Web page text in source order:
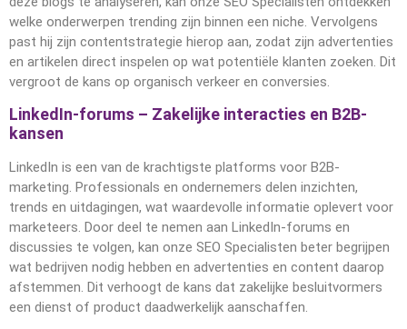
welke onderwerpen trending zijn binnen een niche. Vervolgens
past hij zijn contentstrategie hierop aan, zodat zijn advertenties
en artikelen direct inspelen op wat potentiële klanten zoeken. Dit
vergroot de kans op organisch verkeer en conversies.
LinkedIn-forums – Zakelijke interacties en B2B-
kansen
LinkedIn is een van de krachtigste platforms voor B2B-
marketing. Professionals en ondernemers delen inzichten,
trends en uitdagingen, wat waardevolle informatie oplevert voor
marketeers. Door deel te nemen aan LinkedIn-forums en
discussies te volgen, kan onze SEO Specialisten beter begrijpen
wat bedrijven nodig hebben en advertenties en content daarop
afstemmen. Dit verhoogt de kans dat zakelijke besluitvormers
een dienst of product daadwerkelijk aanschaffen.